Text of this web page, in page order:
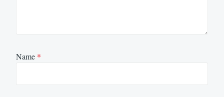
Name *